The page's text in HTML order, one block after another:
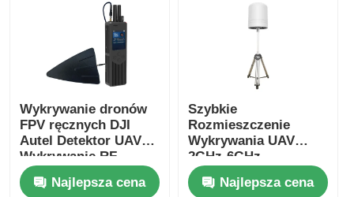
Wykrywanie dronów
FPV ręcznych DJI
Autel Detektor UAV
Wykrywanie RF
Najlepsza cena
Szybkie
Rozmieszczenie
Wykrywania UAV
2GHz-6GHz
Wykrywanie i
Śledzenie Dronów
Najlepsza cena